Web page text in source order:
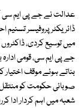
عدالت نے جے پی ایم سی
ڈائریکٹر پروفیسر
میں توسیع کردی،
جے پی ایم سی، قومی
صوبائی حکومت کو منتقل